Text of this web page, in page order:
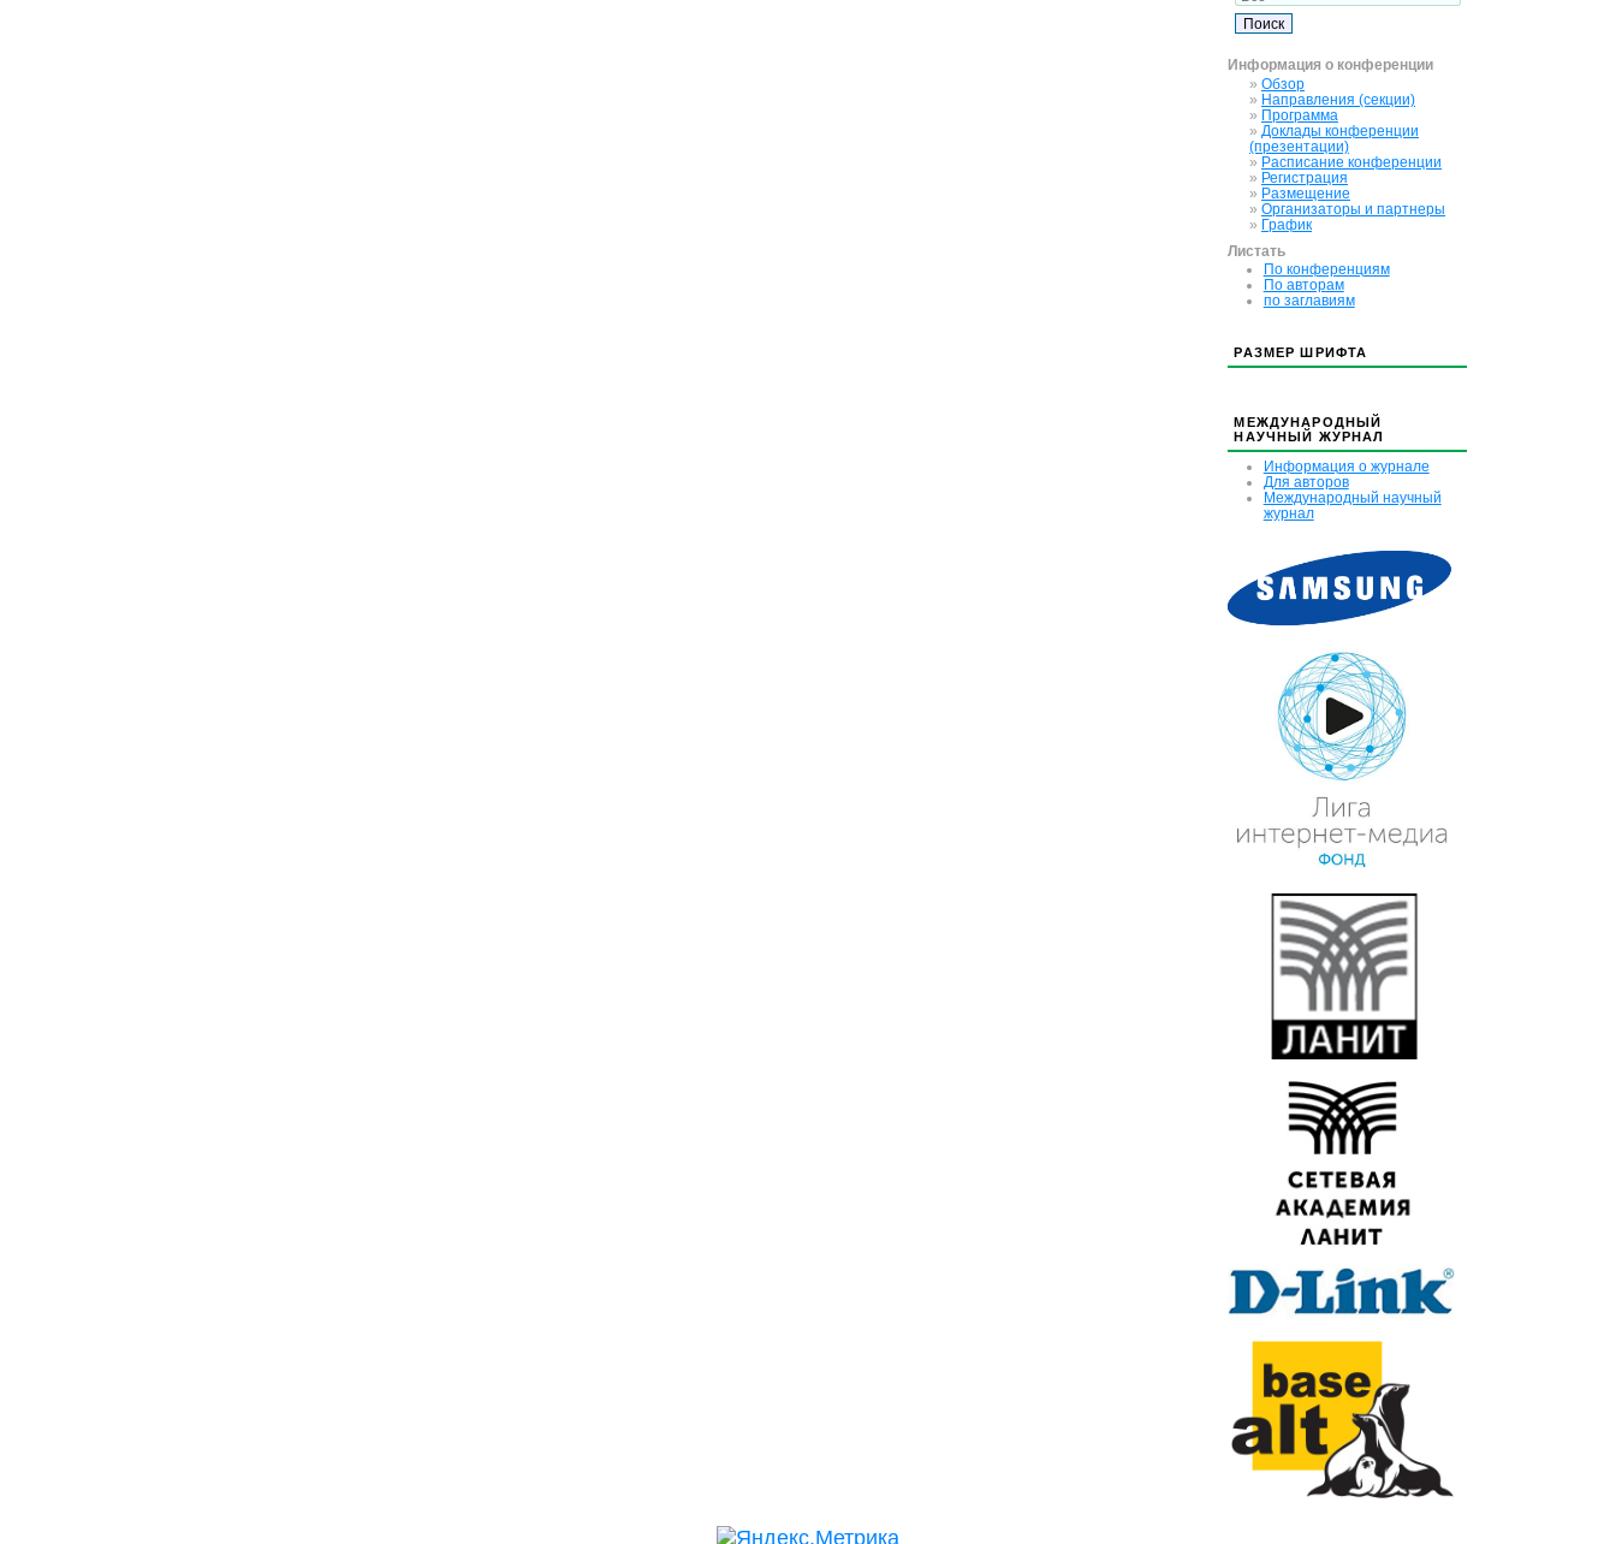
Информация о конференции
» Обзор
» Направления (секции)
» Программа
» Доклады конференции
(презентации)
» Расписание конференции
» Регистрация
» Размещение
» Организаторы и партнеры
» График
Листать
По конференциям
По авторам
по заглавиям
РАЗМЕР ШРИФТА
МЕЖДУНАРОДНЫЙ
НАУЧНЫЙ ЖУРНАЛ
Информация о журнале
Для авторов
Международный научный
журнал